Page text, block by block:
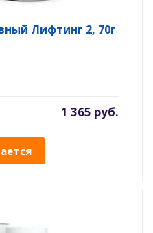
Лифтинг 2, 70г
1 365 руб.